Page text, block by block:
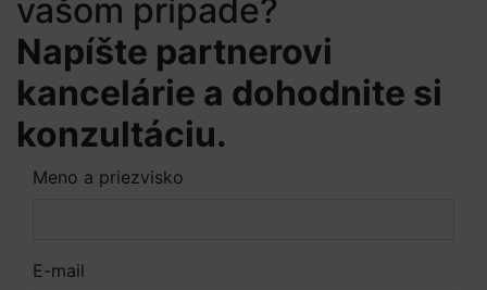
vašom prípade?
Napíšte partnerovi
kancelárie a dohodnite si
konzultáciu.
Meno a priezvisko
E-mail